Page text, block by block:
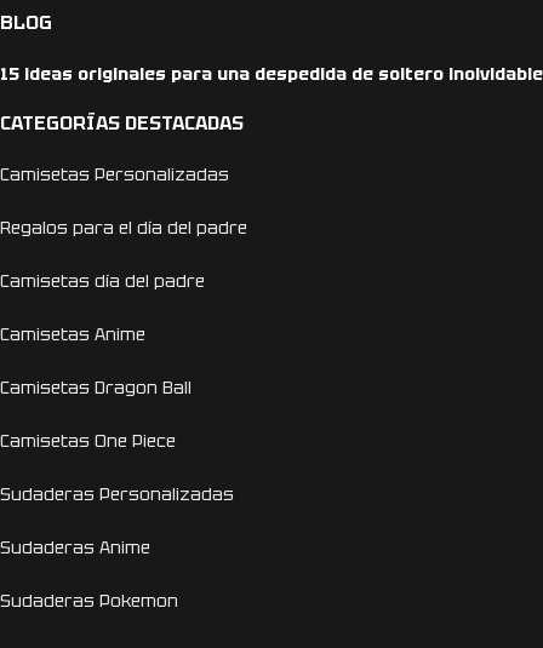
BLOG
15 ideas originales para una despedida de soltero inolvidable
CATEGORÍAS DESTACADAS
Camisetas Personalizadas
Regalos para el día del padre
Camisetas día del padre
Camisetas Anime
Camisetas Dragon Ball
Camisetas One Piece
Sudaderas Personalizadas
Sudaderas Anime
Sudaderas Pokemon